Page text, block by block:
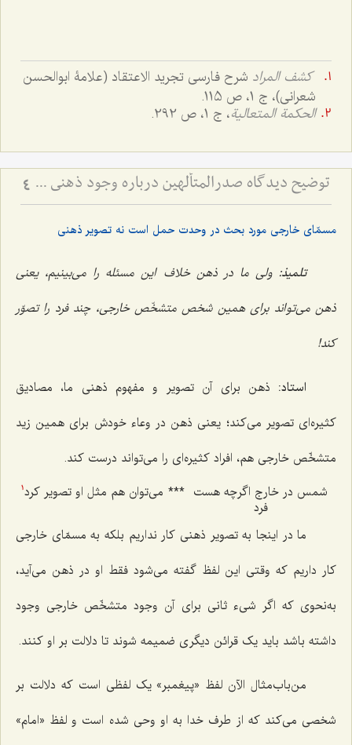
کشف المراد شرح فارسی تجرید الاعتقاد (علامۀ ابوالحسن
شعرانی)، ج 1، ص 115.
الحکمة المتعالیة، ج 1، ص 292.
توضیح دیدگاه صدرالمتألهین درباره وجود ذهنی - نسبت حمل اولی ذاتی و حمل شایع در حل اشکال جزئی و کلی 4
مسمّای خارجی مورد بحث در وحدت حمل است نه تصویر ذهنی
تلمیذ: ولی ما در ذهن خلاف این مسئله را می‌بینیم، یعنی
ذهن می‌تواند برای همین شخص متشخّص خارجی، چند فرد را تصوّر
کند!
استاد: ذهن برای آن تصویر و مفهوم ذهنی ما، مصادیق
کثیره‌ای تصویر می‌کند؛ یعنی ذهن در وعاء خودش برای همین زید
متشخّص خارجی هم، افراد کثیره‌ای را می‌تواند درست کند.
شمس در خارج اگرچه هست
فرد
*** می‌توان هم مثل او تصویر کرد1
ما در اینجا به تصویر ذهنی کار نداریم بلکه به مسمّای خارجی
کار داریم که وقتی این لفظ گفته می‌شود فقط او در ذهن می‌آید،
به‌نحوی که اگر شیء ثانی برای آن وجود متشخّص خارجی وجود
داشته باشد باید یک قرائن دیگری ضمیمه شوند تا دلالت بر او کنند.
من‌باب‌مثال الآن لفظ «پیغمبر» یک لفظی است که دلالت بر
شخصی می‌کند که از طرف خدا به او وحی شده است و لفظ «امام»